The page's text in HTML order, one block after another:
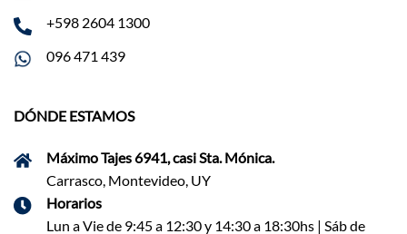
+598 2604 1300
096 471 439
DÓNDE ESTAMOS
Máximo Tajes 6941, casi Sta. Mónica.
Carrasco, Montevideo, UY
Horarios
Lun a Vie de 9:45 a 12:30 y 14:30 a 18:30hs | Sáb de